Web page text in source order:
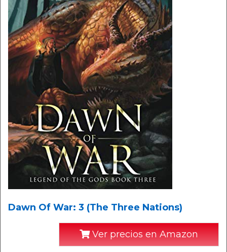
Dawn Of War: 3 (The Three Nations)
Ver precios en Amazon